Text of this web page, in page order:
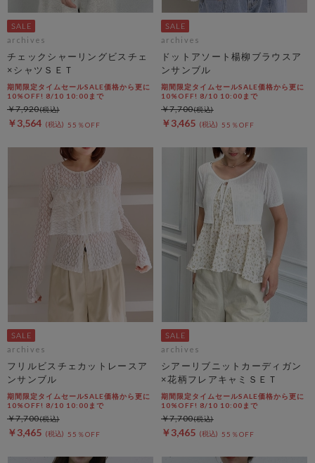
archives
チェックシャーリングビスチェ
×シャツＳＥＴ
期間限定タイムセールSALE価格から更に
10%OFF! 8/10 10:00まで
￥3,564 55％OFF
￥7,920
archives
ドットアソート楊柳ブラウスア
ンサンブル
期間限定タイムセールSALE価格から更に
10%OFF! 8/10 10:00まで
￥3,465 55％OFF
￥7,700
archives
フリルビスチェカットレースア
ンサンブル
期間限定タイムセールSALE価格から更に
10%OFF! 8/10 10:00まで
￥3,465 55％OFF
￥7,700
archives
シアーリブニットカーディガン
×花柄フレアキャミＳＥＴ
期間限定タイムセールSALE価格から更に
10%OFF! 8/10 10:00まで
￥3,465 55％OFF
￥7,700